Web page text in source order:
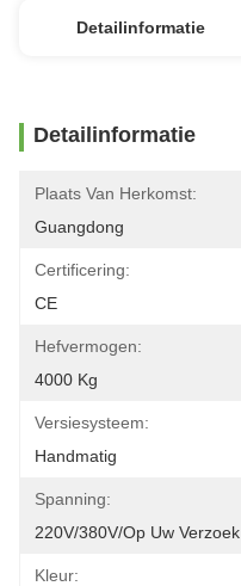
Detailinformatie
Detailinformatie
Plaats Van Herkomst:
Guangdong
Certificering:
CE
Hefvermogen:
4000 Kg
Versiesysteem:
Handmatig
Spanning:
220V/380V/op Uw Verzoek
Kleur: